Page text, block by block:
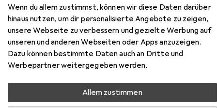
Wenn du allem zustimmst, können wir diese Daten darüber
hinaus nutzen, um dir personalisierte Angebote zu zeigen,
unsere Webseite zu verbessern und gezielte Werbung auf
unseren und anderen Webseiten oder Apps anzuzeigen.
Dazu können bestimmte Daten auch an Dritte und
Werbepartner weitergegeben werden.
Allem zustimmen
Zubehör für Sencor electric
kettle 1.5L, smart SWK1590SS
electric kettle 1.5L, smart SWK1590SS aus den
Kategorien Reinigungsutensil, Teekanne und Entkalker.